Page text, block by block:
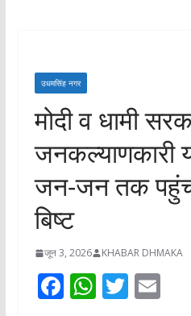
उधमसिंह नगर
मोदी व धामी
जनकल्याणकारी
जन-जन तक
बिष्ट
जून 3, 2026 KHABAR DHMAKA
F W T E